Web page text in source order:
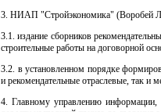
3. НИАП "Стройэкономика" (Воробей
3.1. издание сборников
строительные работы на договорной
3.2. в установленном порядке
и рекомендательные отраслевые, так и
4. Главному управлению информации,